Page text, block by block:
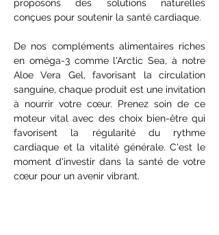
proposons des solutions naturelles
conçues pour soutenir la santé cardiaque.
De nos compléments alimentaires riches
en oméga-3 comme l'Arctic Sea, à notre
Aloe Vera Gel, favorisant la circulation
sanguine, chaque produit est une invitation
à nourrir votre cœur. Prenez soin de ce
moteur vital avec des choix bien-être qui
favorisent la régularité du rythme
cardiaque et la vitalité générale. C'est le
moment d'investir dans la santé de votre
cœur pour un avenir vibrant.